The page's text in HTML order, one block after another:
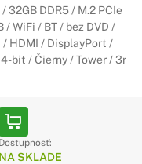
32GB DDR5 / M.2 PCIe
/ WiFi / BT / bez DVD /
/ HDMI / DisplayPort /
bit / Čierny / Tower / 3r
Dostupnosť:
NA SKLADE